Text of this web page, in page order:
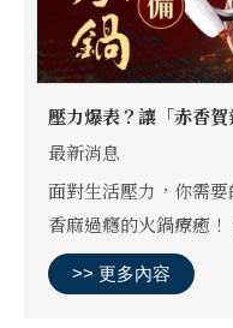
壓力爆表？讓「赤香賀
最新消息
面對生活壓力，你需
香麻過癮的火鍋療癒！ 赤香賀辣鍋——香麻帶勁，辣得
剛剛好 一口喝下，瞬
底舒壓！ 搭配
>> 更多內容